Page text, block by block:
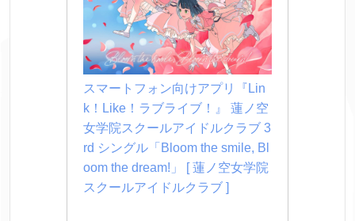
スマートフォン向けアプリ『Lin
k！Like！ラブライブ！』 蓮ノ空
女学院スクールアイドルクラブ 3
rd シングル「Bloom the smile, Bl
oom the dream!」 [ 蓮ノ空女学院
スクールアイドルクラブ ]